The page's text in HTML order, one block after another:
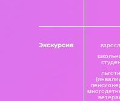
Экскурсия